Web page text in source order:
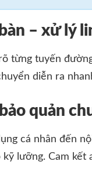
– xử lý
từng tuyến
diễn ra
quản
cá nhân đến
kỹ lưỡng. Cam